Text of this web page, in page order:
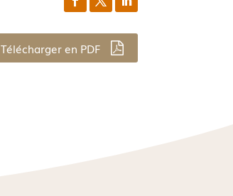
Télécharger en PDF